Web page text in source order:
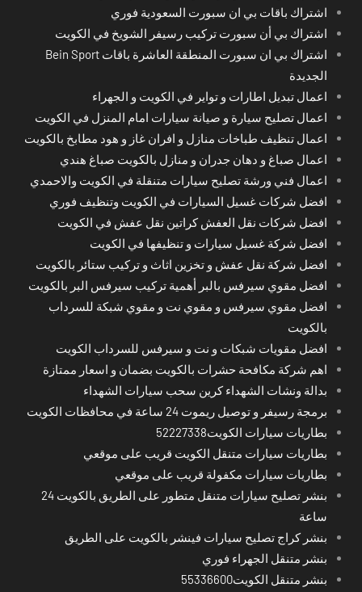
اشتراك باقات بي ان سبورت السعودية فوري
اشتراك بي أن سبورت تركيب رسيفر الشويخ في الكويت
اشتراك بي ان سبورت المنطقة العاشرة باقات Bein Sport
الجديدة
اعمال تبديل اطارات و تواير في الكويت و الجهراء
اعمال تصليح سيارة و صيانة سيارات امام المنزل في الكويت
اعمال تنظيف طباخات منازل و افران غاز و هود مطابخ بالكويت
اعمال صباغ و دهان جدران و منازل بالكويت صباغ هندي
اعمال فني ورشة تصليح سيارات متنقلة في الكويت والاحمدي
افضل شركات غسيل السيارات في الكويت وتنظيف فوري
افضل شركات نقل العفش كراتين نقل عفش في الكويت
افضل شركة غسيل سيارات و تنظيفها في الكويت
افضل شركة نقل عفش و تخزين اثاث و تركيب ستائر بالكويت
افضل مقوي سيرفس بالبر أهمية تركيب سيرفس البر بالكويت
افضل مقوي سيرفس و مقوي نت و مقوي شبكة للسرداب
بالكويت
افضل مقويات شبكات و نت و سيرفس للسرداب الكويت
اهم شركة مكافحة حشرات بالكويت بضمان و اسعار ممتازة
بدالة ونشات الشهداء كرين سحب سيارات الشهداء
برمجة رسيفر و توصيل ريموت 24 ساعة في محافظات الكويت
بطاريات سيارات الكويت52227338
بطاريات سيارات متنقل الكويت قريب على موقعي
بطاريات سيارات مكفولة قريب على موقعي
بنشر تصليح سيارات متنقل متطور على الطريق بالكويت 24
ساعة
بنشر كراج تصليح سيارات فينشر بالكويت على الطريق
بنشر متنقل الجهراء فوري
بنشر متنقل الكويت55336600